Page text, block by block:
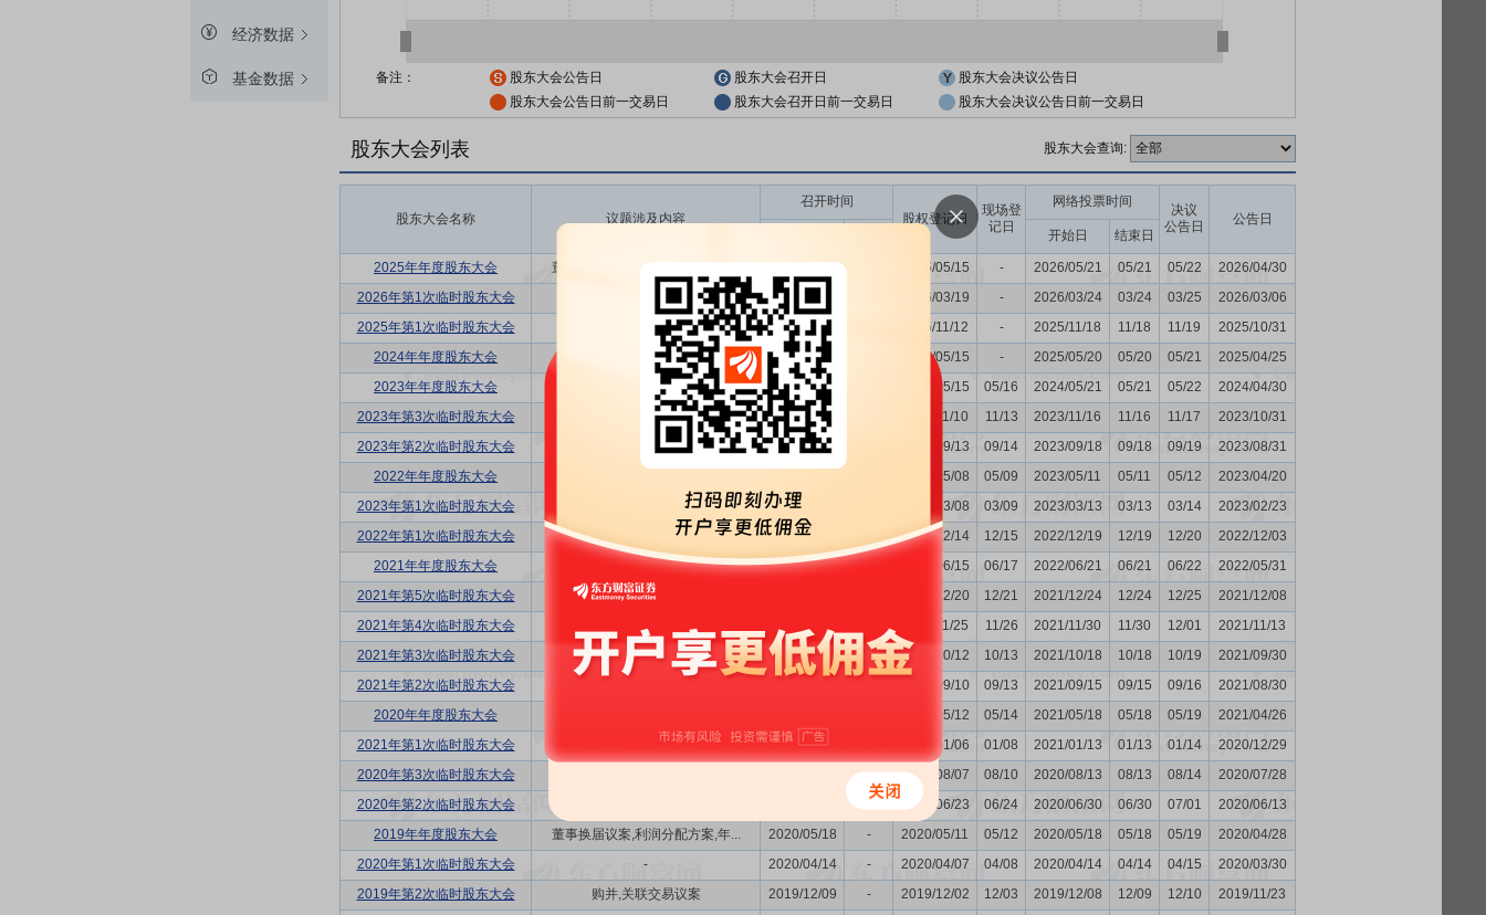
经济数据
基金数据 备注： 股东大会公告日 股东大会召开日
股东大会决议公告日
股东大会公告日前一交易日
股东大会召开日前一交易日 股东大会决议公告日前一交易日
股东大会列表 股东大会查询:
股东大会名称 议题涉及内容
召开时间
股权登记日
现场登
记日
网络投票时间
决议
公告日
公告日
开始日 结束日
2025年年度股东大会 董事换届议案,利润分配方案,年... 2026/05/15 - 2026/05/21 05/21 05/22
2026/04/30
2026年第1次临时股东大会
2026/03/24 2026/03/19 - 2026/03/24 03/24 03/25
2026/03/06
2025年第1次临时股东大会
2025/11/18 2025/11/12 - 2025/11/18 11/18 11/19
2025/10/31
2024年年度股东大会
利润分配方案,年度报告(摘要)... 2025/05/20 2025/05/15 - 2025/05/20 05/20 05/21
2025/04/25
2023年年度股东大会
利润分配方案,年度报告(摘要)... 2024/05/21 2024/05/15 05/16 2024/05/21 05/21 05/22
2024/04/30
2023年第3次临时股东大会
发行公司债券的议案 2023/11/16 2023/11/10 11/13 2023/11/16 11/16 11/17
2023/10/31
2023年第2次临时股东大会
2023/09/18 2023/09/13 09/14 2023/09/18 09/18 09/19
2023/08/31
2022年年度股东大会
2023/05/08 05/09 2023/05/11 05/11 05/12
2023/04/20
2023年第1次临时股东大会
发行公司债券的议案 2023/03/13 2023/03/08 03/09 2023/03/13 03/13 03/14
2023/02/23
2022年第1次临时股东大会
发行公司债券的议案 2022/12/19 2022/12/14 12/15 2022/12/19 12/19 12/20
2022/12/03
2021年年度股东大会
利润分配方案,年度报告(摘要)... 2022/06/21 2022/06/15 06/17 2022/06/21 06/21 06/22
2022/05/31
2021年第5次临时股东大会
发行公司债券的议案 2021/12/20 12/21 2021/12/24 12/24 12/25
2021/12/08
2021年第4次临时股东大会
- 2021/11/30 2021/11/25 11/26 2021/11/30 11/30 12/01
2021/11/13
2021年第3次临时股东大会
关联交易议案 2021/10/18 2021/10/12 10/13 2021/10/18 10/18 10/19
2021/09/30
2021年第2次临时股东大会
2021/09/10 09/13 2021/09/15 09/15 09/16
2021/08/30
2020年年度股东大会
2021/05/12 05/14 2021/05/18 05/18 05/19
2021/04/26
2021年第1次临时股东大会
2021/01/13 2021/01/06 01/08 2021/01/13 01/13 01/14
2020/12/29
2020年第3次临时股东大会
- 2020/08/07 08/10 2020/08/13 08/13 08/14
2020/07/28
2020年第2次临时股东大会
2020/06/23 06/24 2020/06/30 06/30 07/01
2020/06/13
2019年年度股东大会
董事换届议案,利润分配方案,年... 2020/05/18 - 2020/05/11 05/12 2020/05/18 05/18 05/19
2020/04/28
2020年第1次临时股东大会
- 2020/04/14 - 2020/04/07 04/08 2020/04/14 04/14 04/15
2020/03/30
2019年第2次临时股东大会
购并,关联交易议案 2019/12/09 - 2019/12/02 12/03 2019/12/08 12/09 12/10
2019/11/23